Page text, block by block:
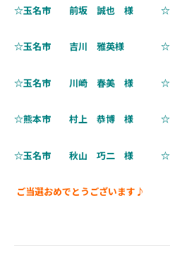
☆玉名市 前坂 誠也 様 ☆
☆玉名市 吉川 雅英様 ☆
☆玉名市 川崎 春美 様 ☆
☆熊本市 村上 恭博 様 ☆
☆玉名市 秋山 巧二 様 ☆
ご当選おめでとうございます♪